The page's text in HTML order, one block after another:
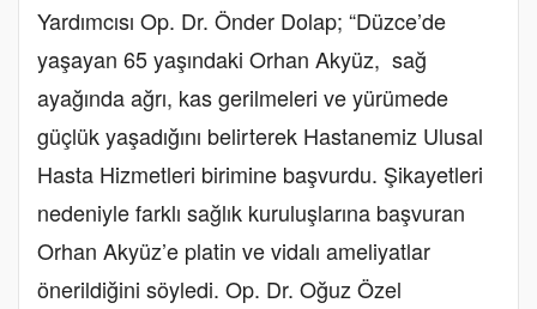
Yardımcısı Op. Dr. Önder Dolap; “Düzce’de
yaşayan 65 yaşındaki Orhan Akyüz, sağ
ayağında ağrı, kas gerilmeleri ve yürümede
güçlük yaşadığını belirterek Hastanemiz Ulusal
Hasta Hizmetleri birimine başvurdu. Şikayetleri
nedeniyle farklı sağlık kuruluşlarına başvuran
Orhan Akyüz’e platin ve vidalı ameliyatlar
önerildiğini söyledi. Op. Dr. Oğuz Özel